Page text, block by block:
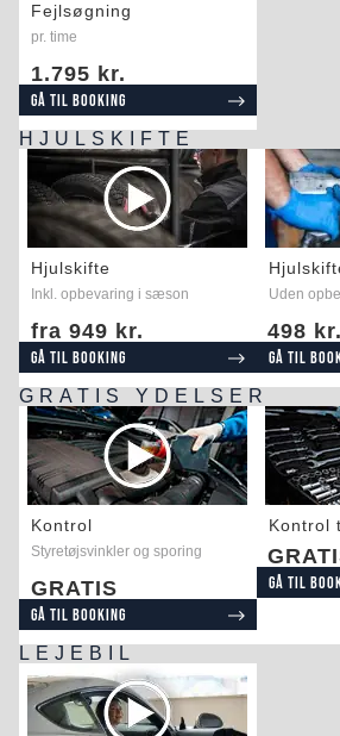
Fejlsøgning
pr. time
1.795 kr.
Gå til booking
HJULSKIFTE
Hjulskifte
Inkl. opbevaring i sæson
fra 949 kr.
Gå til booking
Uden
498 kr.
Gå til
GRATIS YDELSER
Kontrol
Styretøjsvinkler og sporing
GRATIS
Gå til booking
Kontrol
Gå til
LEJEBIL